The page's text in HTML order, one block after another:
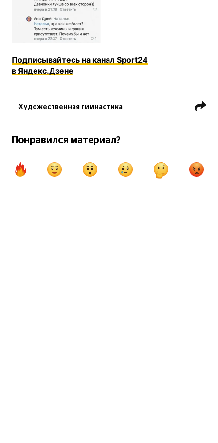
Подписывайтесь на канал Sport24
в Яндекс.Дзене
Художественная гимнастика
Понравился материал?